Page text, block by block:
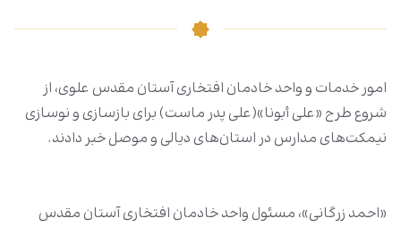
امور خدمات و واحد خادمان افتخاری آستان مقدس علوی، از
شروع طرح «علی أبونا»(علی پدر ماست) برای بازسازی و نوسازی
نیمکت‌های مدارس در استان‌های دیالی و موصل خبر دادند.
«احمد زرگانی»، مسئول واحد خادمان افتخاری آستان مقدس